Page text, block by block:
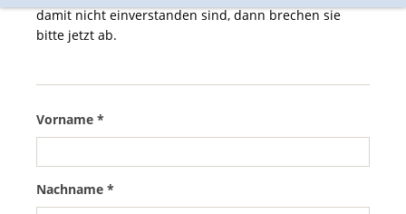
damit nicht einverstanden sind, dann brechen sie
bitte jetzt ab.
Vorname *
Nachname *